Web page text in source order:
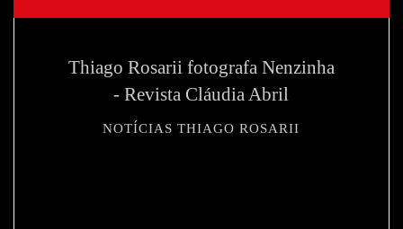
Thiago Rosarii fotografa Nenzinha
- Revista Cláudia Abril
NOTÍCIAS THIAGO ROSARII